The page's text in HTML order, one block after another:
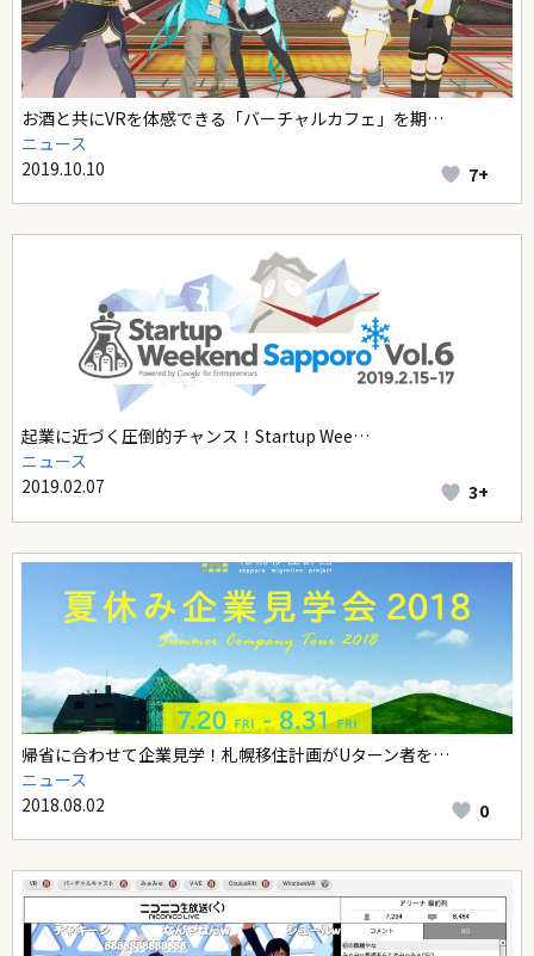
お酒と共にVRを体感できる「バーチャルカフェ」を期…
ニュース
2019.10.10
7+
起業に近づく圧倒的チャンス！Startup Wee…
ニュース
2019.02.07
3+
帰省に合わせて企業見学！札幌移住計画がUターン者を…
ニュース
2018.08.02
0